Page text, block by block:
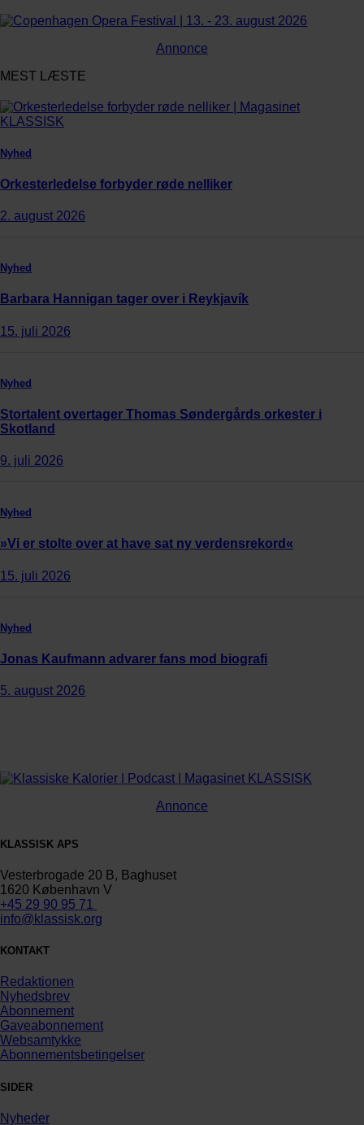
Annonce
MEST LÆSTE
Nyhed
Orkesterledelse forbyder røde nelliker
2. august 2026
Nyhed
Barbara Hannigan tager over i Reykjavík
15. juli 2026
Nyhed
Stortalent overtager Thomas Søndergårds orkester i
Skotland
9. juli 2026
Nyhed
»Vi er stolte over at have sat ny verdensrekord«
15. juli 2026
Nyhed
Jonas Kaufmann advarer fans mod biografi
5. august 2026
Annonce
KLASSISK APS
Vesterbrogade 20 B, Baghuset
1620 København V
+45 29 90 95 71
info@klassisk.org
KONTAKT
Redaktionen
Nyhedsbrev
Abonnement
Gaveabonnement
Websamtykke
Abonnementsbetingelser
SIDER
Nyheder